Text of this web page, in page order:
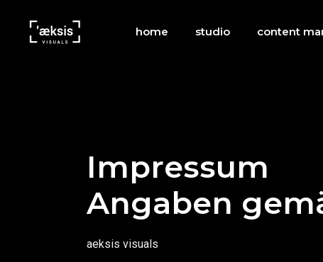
home studio content
Impressum
Angaben
aeksis visuals